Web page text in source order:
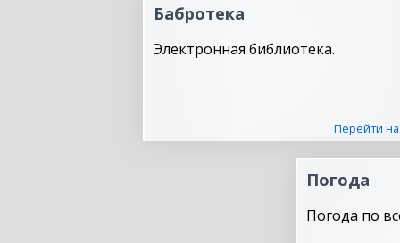
Бабротека
Электронная библиотека.
Перейти на
Погода
Погода по